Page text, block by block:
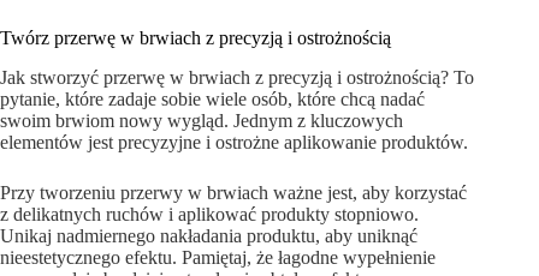
Twórz przerwę w brwiach z precyzją i ostrożnością
Jak stworzyć przerwę w brwiach z precyzją i ostrożnością? To
pytanie, które zadaje sobie wiele osób, które chcą nadać
swoim brwiom nowy wygląd. Jednym z kluczowych
elementów jest precyzyjne i ostrożne aplikowanie produktów.
Przy tworzeniu przerwy w brwiach ważne jest, aby korzystać
z delikatnych ruchów i aplikować produkty stopniowo.
Unikaj nadmiernego nakładania produktu, aby uniknąć
nieestetycznego efektu. Pamiętaj, że łagodne wypełnienie